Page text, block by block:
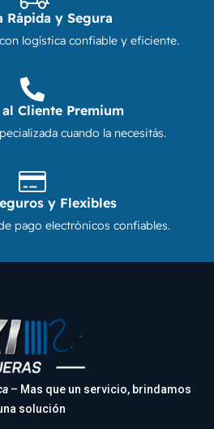
Rápida y Segura
logística confiable y eficiente.
Cliente Premium
cuando la necesitás.
y Flexibles
pago electrónicos confiables.
– Mas que un servicio, brindamos
solución